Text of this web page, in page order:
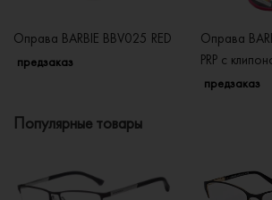
Оправа BARBIE BBV025 RED
предзаказ
Оправа
PRP с
предзаказ
Популярные товары